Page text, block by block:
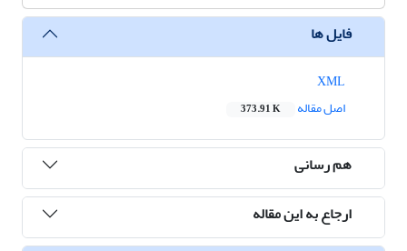
فایل ها
اصل مقاله
373.91 K
هم رسانی
ارجاع به این مقاله